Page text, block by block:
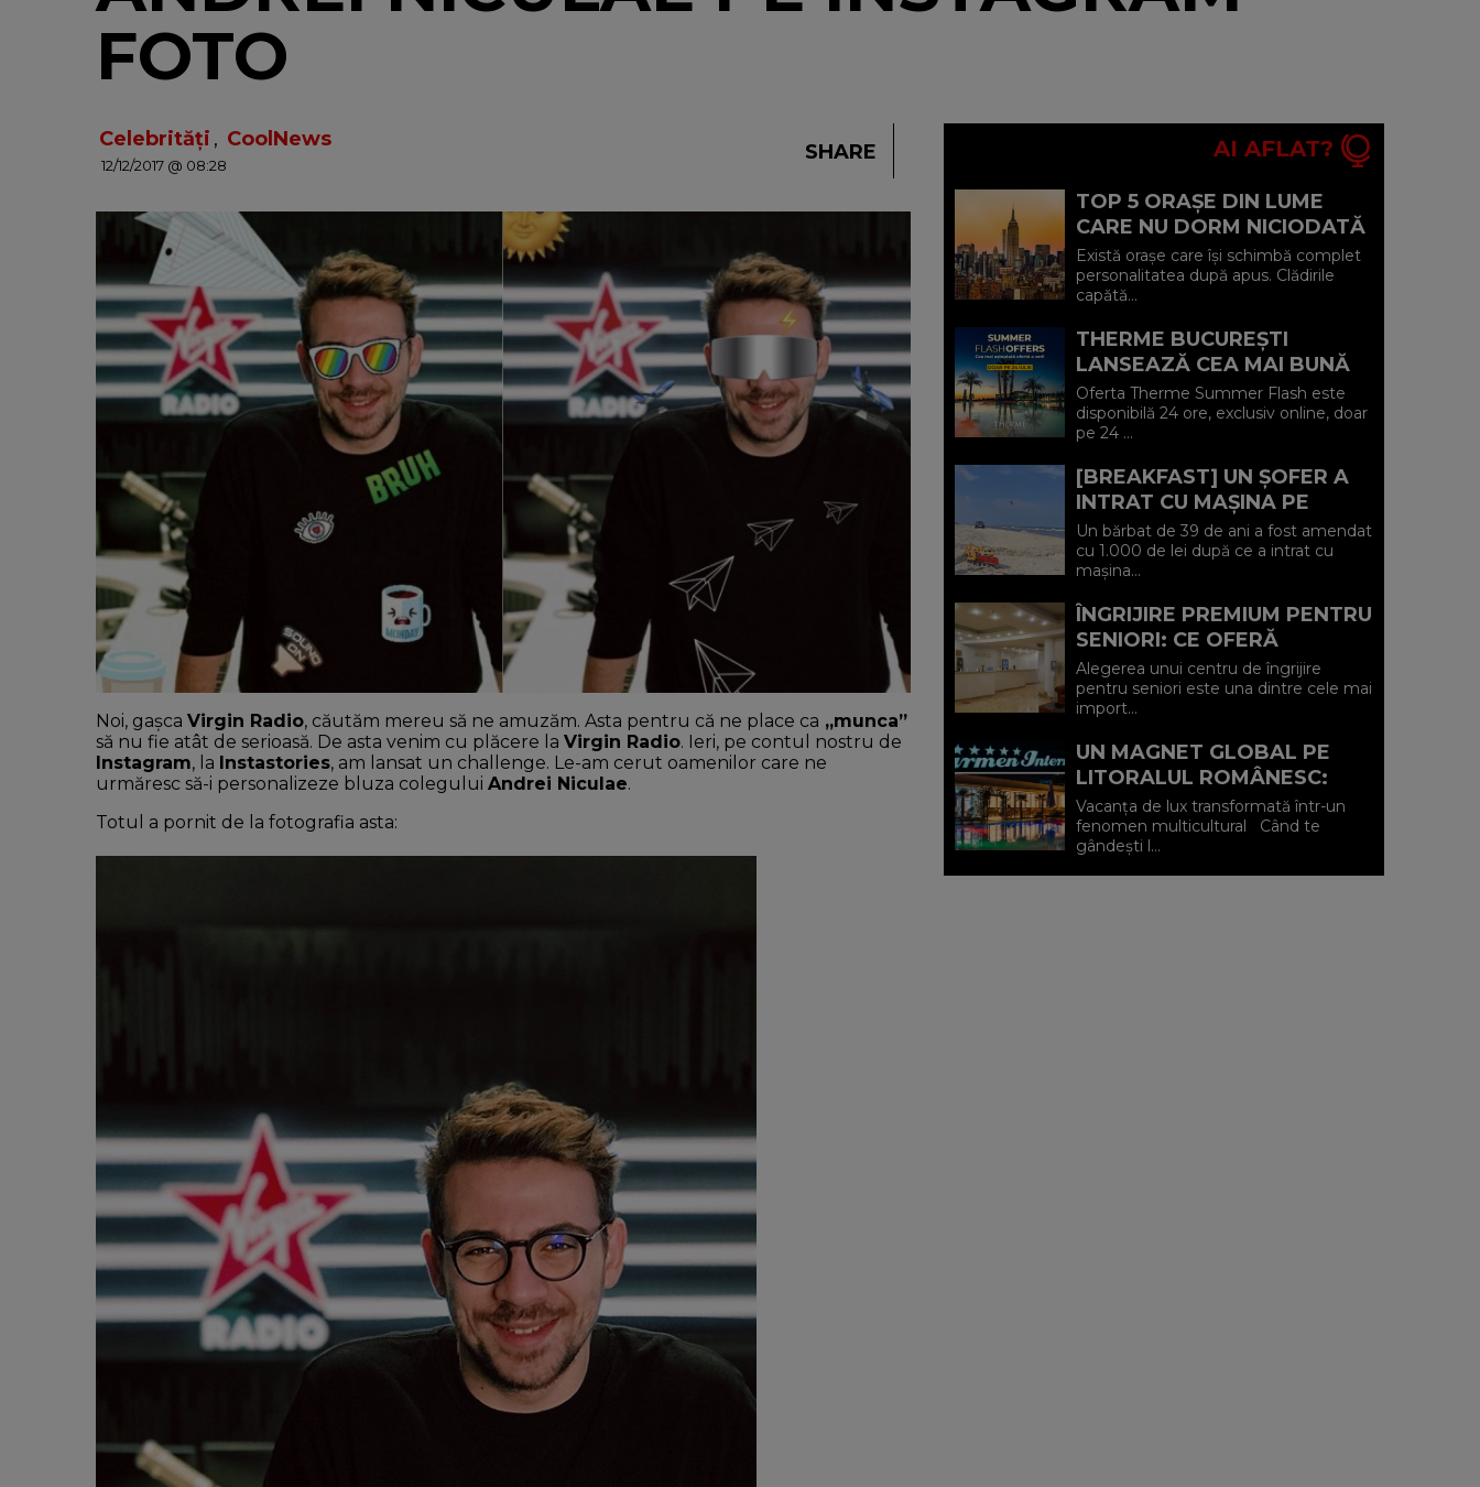
FOTO
Celebrități , CoolNews
12/12/2017 @ 08:28
SHARE
Noi, gașca Virgin Radio, căutăm mereu să ne amuzăm. Asta pentru că ne place ca „munca”
să nu fie atât de serioasă. De asta venim cu plăcere la Virgin Radio. Ieri, pe contul nostru de
Instagram, la Instastories, am lansat un challenge. Le-am cerut oamenilor care ne
urmăresc să-i personalizeze bluza colegului Andrei Niculae.
Totul a pornit de la fotografia asta:
AI AFLAT?
TOP 5 ORAȘE DIN LUME
CARE NU DORM NICIODATĂ
ȘI POVEȘTILE DIN SPATELE
CELOR MAI CELEBRE
BULEVARDE DE ...
Există orașe care își schimbă complet
personalitatea după apus. Clădirile
capătă...
THERME BUCUREȘTI
LANSEAZĂ CEA MAI BUNĂ
OFERTĂ A VERII: MINUS 20%
LA VOUCHERE, DOAR PE 24
IULIE (P)...
Oferta Therme Summer Flash este
disponibilă 24 ore, exclusiv online, doar
pe 24 ...
[BREAKFAST] UN ȘOFER A
INTRAT CU MAȘINA PE
PLAJA DIN VADU ȘI A FOST
AMENDAT.
Un bărbat de 39 de ani a fost amendat
cu 1.000 de lei după ce a intrat cu
mașina...
ÎNGRIJIRE PREMIUM PENTRU
SENIORI: CE OFERĂ
CENTRUL AFFINITY LIFE
CARE (P)
Alegerea unui centru de îngrijire
pentru seniori este una dintre cele mai
import...
UN MAGNET GLOBAL PE
LITORALUL ROMÂNESC:
HOTEL CARMEN
INTERNATIONAL 5★ DIN
VENUS (P)
Vacanța de lux transformată într-un
fenomen multicultural Când te
gândești l...